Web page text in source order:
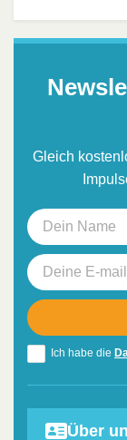
Gleich
Ich habe die
Über